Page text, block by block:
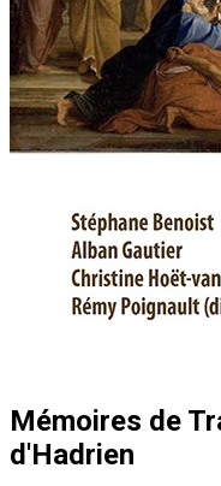
Mémoires de
d'Hadrien